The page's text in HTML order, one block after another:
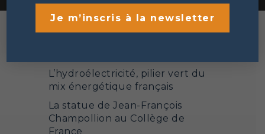
L’hydroélectricité, pilier vert du
mix énergétique français
La statue de Jean-François
Champollion au Collège de
France
Je m’inscris à la newsletter